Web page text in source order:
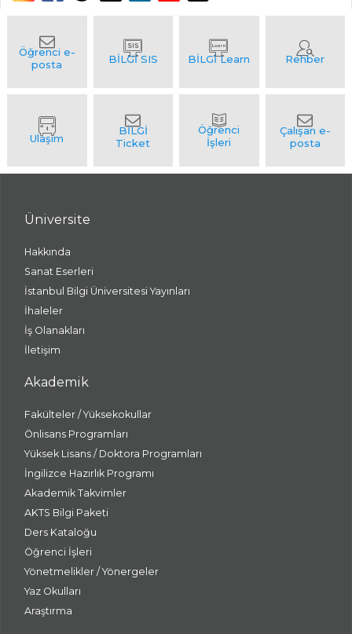
Üniversite
Hakkında
Sanat Eserleri
İstanbul Bilgi Üniversitesi Yayınları
İhaleler
İş Olanakları
İletişim
Akademik
Fakülteler / Yüksekokullar
Önlisans Programları
Yüksek Lisans / Doktora Programları
İngilizce Hazırlık Programı
Akademik Takvimler
AKTS Bilgi Paketi
Ders Kataloğu
Öğrenci İşleri
Yönetmelikler / Yönergeler
Yaz Okulları
Araştırma